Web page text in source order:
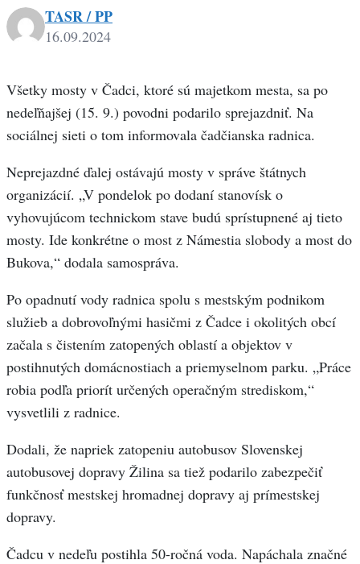
TASR / PP
16.09.2024
Všetky mosty v Čadci, ktoré sú majetkom mesta, sa po
nedeľňajšej (15. 9.) povodni podarilo sprejazdniť. Na
sociálnej sieti o tom informovala čadčianska radnica.
Neprejazdné ďalej ostávajú mosty v správe štátnych
organizácií. „V pondelok po dodaní stanovísk o
vyhovujúcom technickom stave budú sprístupnené aj tieto
mosty. Ide konkrétne o most z Námestia slobody a most do
Bukova,“ dodala samospráva.
Po opadnutí vody radnica spolu s mestským podnikom
služieb a dobrovoľnými hasičmi z Čadce i okolitých obcí
začala s čistením zatopených oblastí a objektov v
postihnutých domácnostiach a priemyselnom parku. „Práce
robia podľa priorít určených operačným strediskom,“
vysvetlili z radnice.
Dodali, že napriek zatopeniu autobusov Slovenskej
autobusovej dopravy Žilina sa tiež podarilo zabezpečiť
funkčnosť mestskej hromadnej dopravy aj prímestskej
dopravy.
Čadcu v nedeľu postihla 50-ročná voda. Napáchala značné